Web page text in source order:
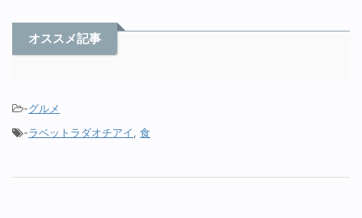
オススメ記事
-グルメ
-ラベットラダオチアイ, 食